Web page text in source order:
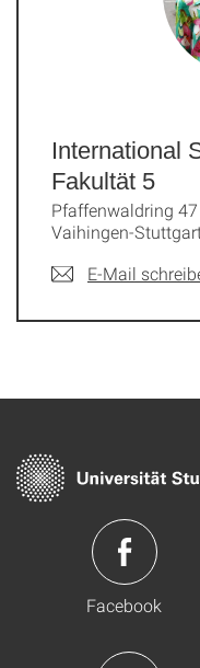
International
Fakultät 5
Pfaffenwaldring
Vaihingen-
E-Mail
Facebook